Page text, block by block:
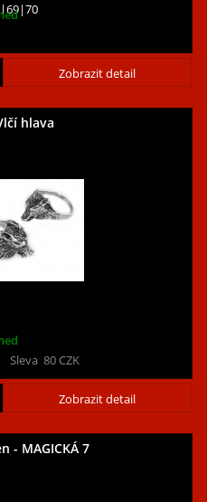
Zobrazit detail
hlava
Zobrazit detail
Sleva 80CZK
- MAGICKÁ 7